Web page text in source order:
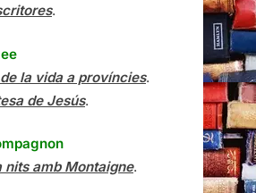
.
la vida a províncies.
de Jesús.
nits amb Montaigne.